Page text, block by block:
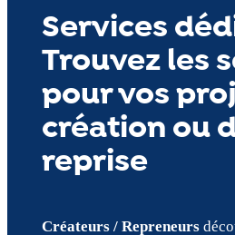
Services
Trouvez les
pour vos
création ou
reprise
Créateurs / Repreneurs